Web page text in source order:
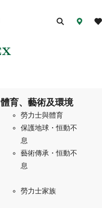
體育、藝術及環境
勞力士與體育
保護地球・恒動不
息
藝術傳承・恒動不
息
勞力士家族